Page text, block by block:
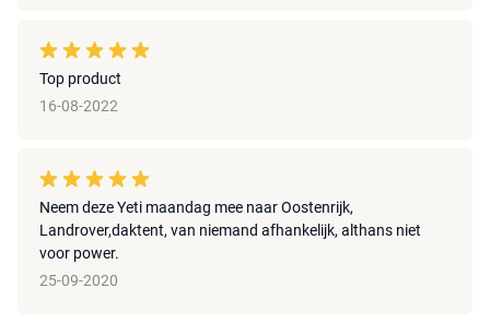
Top product
16-08-2022
Neem deze Yeti maandag mee naar Oostenrijk,
Landrover,daktent, van niemand afhankelijk, althans niet
voor power.
25-09-2020